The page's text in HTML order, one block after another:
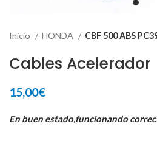
Inicio HONDA CBF 500 ABS
Cables Acelerador
15,00€
En buen estado,funcionando